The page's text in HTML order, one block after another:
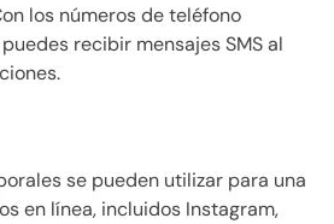
los números de teléfono
recibir mensajes SMS al
se pueden utilizar para una
en línea, incluidos Instagram,